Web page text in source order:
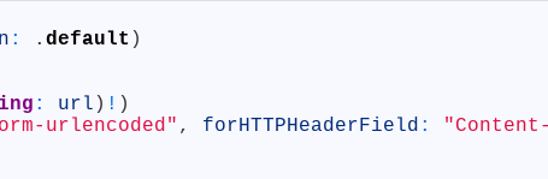
: . default )
: url ) ! )
urlencoded" , forHTTPHeaderField :